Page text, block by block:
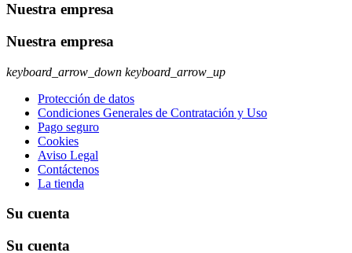
Nuestra empresa
Nuestra empresa
keyboard_arrow_down keyboard_arrow_up
Protección de datos
Condiciones Generales de Contratación y Uso
Pago seguro
Cookies
Aviso Legal
Contáctenos
La tienda
Su cuenta
Su cuenta